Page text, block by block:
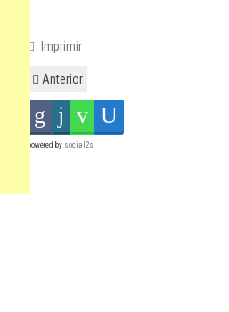
Imprimir
Anterior
powered by social2s